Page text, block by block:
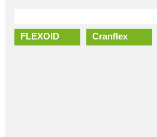
FLEXOID Cranflex